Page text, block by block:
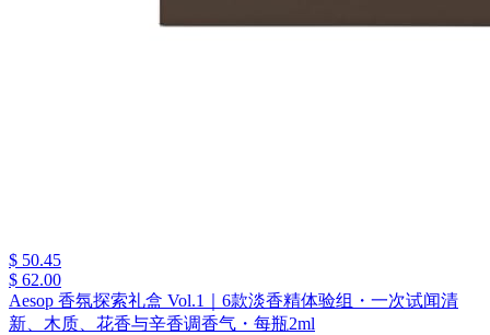
$ 50.45
$ 62.00
Aesop 香氛探索礼盒 Vol.1｜6款淡香精体验组・一次试闻清
新、木质、花香与辛香调香气・每瓶2ml